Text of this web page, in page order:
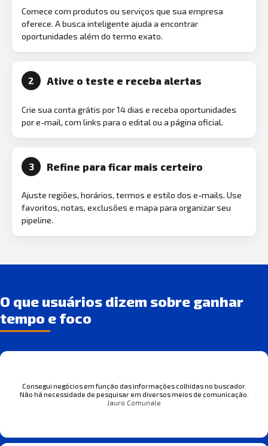
Comece com produtos ou serviços que sua empresa
oferece. A busca inteligente ajuda a encontrar
oportunidades além do termo exato.
2 Ative o teste e receba alertas
Crie sua conta grátis por 14 dias e receba oportunidades
por e-mail, com links para o edital ou a página oficial.
3 Refine para ficar mais certeiro
Ajuste regiões, horários, termos e estilo dos e-mails. Use
favoritos, notas, exclusões e mapa para organizar seu
pipeline.
O que usuários dizem sobre ganhar
tempo e foco
Consegui negócios em função das informações colhidas no buscador.
Não há necessidade de pesquisar em diversos meios de comunicação.
Jauro Comunale